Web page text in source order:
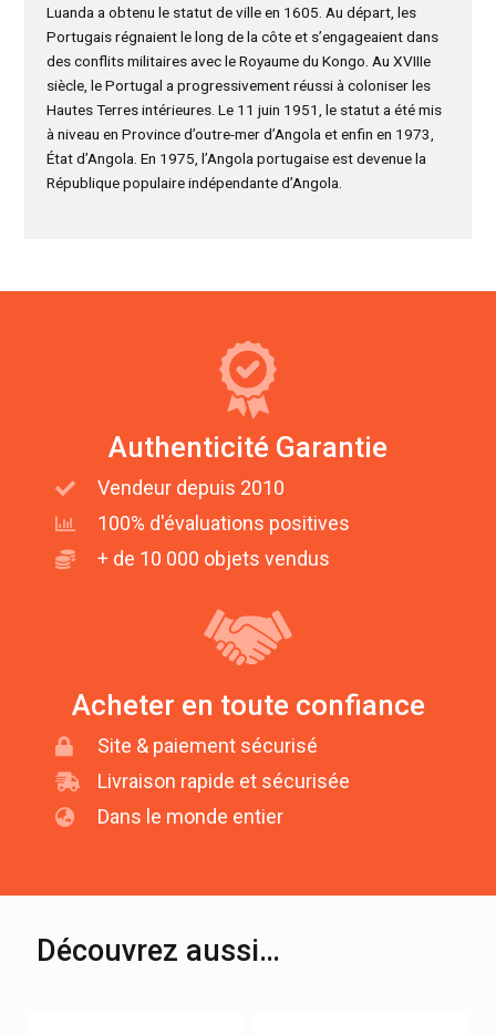
Luanda a obtenu le statut de ville en 1605. Au départ, les
Portugais régnaient le long de la côte et s’engageaient dans
des conflits militaires avec le Royaume du Kongo. Au XVIIIe
siècle, le Portugal a progressivement réussi à coloniser les
Hautes Terres intérieures. Le 11 juin 1951, le statut a été mis
à niveau en Province d’outre-mer d’Angola et enfin en 1973,
État d’Angola. En 1975, l’Angola portugaise est devenue la
République populaire indépendante d’Angola.
Authenticité Garantie
Vendeur depuis 2010
100% d'évaluations positives
+ de 10 000 objets vendus
Acheter en toute confiance
Site & paiement sécurisé
Livraison rapide et sécurisée
Dans le monde entier
Découvrez aussi…